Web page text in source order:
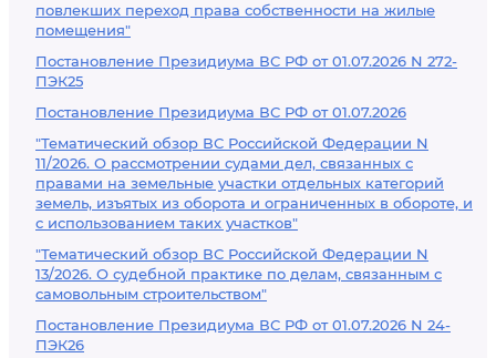
повлекших переход права собственности на жилые
помещения"
Постановление Президиума ВС РФ от 01.07.2026 N 272-
ПЭК25
Постановление Президиума ВС РФ от 01.07.2026
"Тематический обзор ВС Российской Федерации N
11/2026. О рассмотрении судами дел, связанных с
правами на земельные участки отдельных категорий
земель, изъятых из оборота и ограниченных в обороте, и
с использованием таких участков"
"Тематический обзор ВС Российской Федерации N
13/2026. О судебной практике по делам, связанным с
самовольным строительством"
Постановление Президиума ВС РФ от 01.07.2026 N 24-
ПЭК26